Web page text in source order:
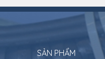
SẢN PHẨM